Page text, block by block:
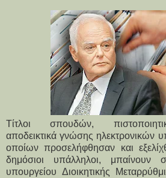
Tίτλοι σπουδών,
αποδεικτικά γνώσης ηλεκτρονικών
οποίων προσελήφθησαν και
δημόσιοι υπάλληλοι, μπαίνουν
υπουργείου Διοικητικής